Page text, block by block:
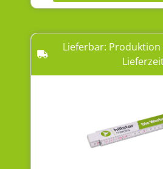
Lieferbar: Produktion